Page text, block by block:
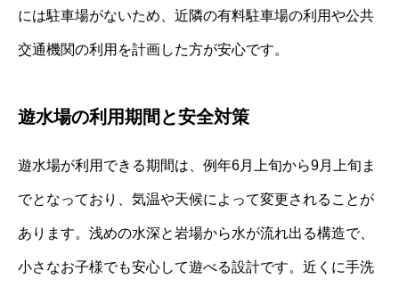
には駐車場がないため、近隣の有料駐車場の利用や公共
交通機関の利用を計画した方が安心です。
遊水場の利用期間と安全対策
遊水場が利用できる期間は、例年6月上旬から9月上旬ま
でとなっており、気温や天候によって変更されることが
あります。浅めの水深と岩場から水が流れ出る構造で、
小さなお子様でも安心して遊べる設計です。近くに手洗